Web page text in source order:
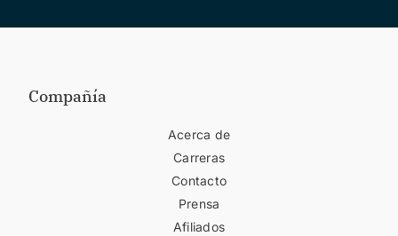
Compañía
Acerca de
Carreras
Contacto
Prensa
Afiliados